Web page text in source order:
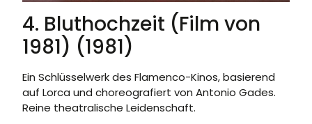
4. Bluthochzeit (Film von
1981) (1981)
Ein Schlüsselwerk des Flamenco-Kinos, basierend
auf Lorca und choreografiert von Antonio Gades.
Reine theatralische Leidenschaft.